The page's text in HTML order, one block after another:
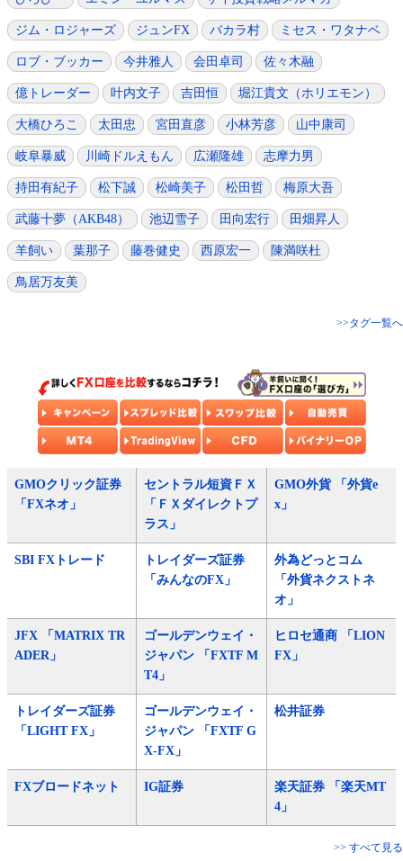
ジム・ロジャーズ ジュンFX バカラ村 ミセス・ワタナベ
ロブ・ブッカー 今井雅人 会田卓司 佐々木融
億トレーダー 叶内文子 吉田恒 堀江貴文（ホリエモン）
大橋ひろこ 太田忠 宮田直彦 小林芳彦 山中康司
岐阜暴威 川崎ドルえもん 広瀬隆雄 志摩力男
持田有紀子 松下誠 松崎美子 松田哲 梅原大吾
武藤十夢（AKB48） 池辺雪子 田向宏行 田畑昇人
羊飼い 葉那子 藤巻健史 西原宏一 陳満咲杜
鳥居万友美
>>タグ一覧へ
GMOクリック証券
「FXネオ」
セントラル短資ＦＸ
「ＦＸダイレクトプ
ラス」
GMO外貨 「外貨e
x」
SBI FXトレード
トレイダーズ証券
「みんなのFX」
外為どっとコム
「外貨ネクストネ
オ」
JFX 「MATRIX TR
ADER」
ゴールデンウェイ・
ジャパン 「FXTF M
T4」
ヒロセ通商 「LION
FX」
トレイダーズ証券
「LIGHT FX」
ゴールデンウェイ・
ジャパン 「FXTF G
X-FX」
松井証券
FXブロードネット IG証券
楽天証券 「楽天MT
4」
>> すべて見る